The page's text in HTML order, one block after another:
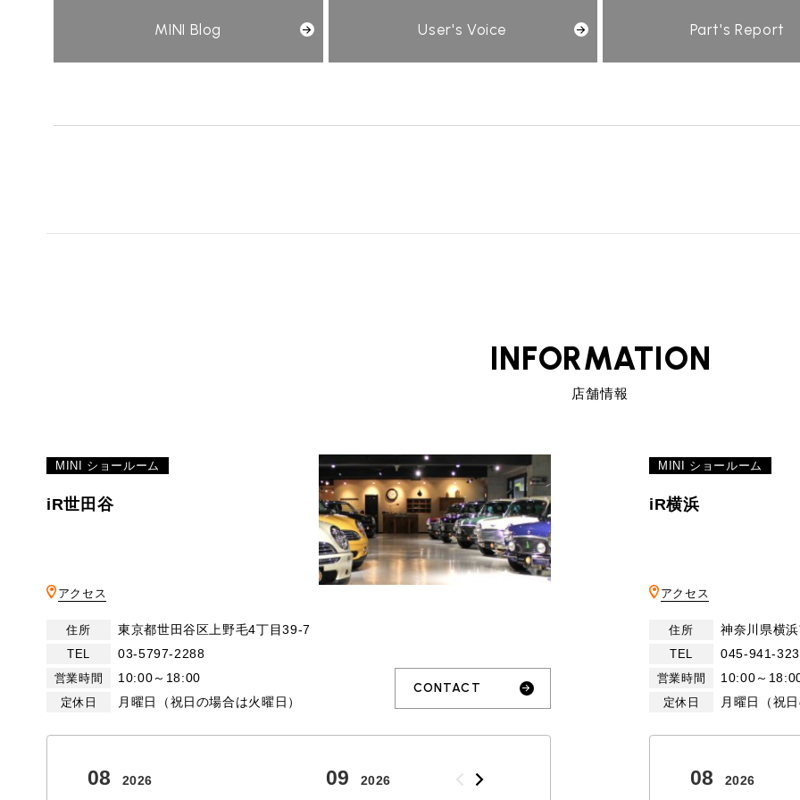
MINI Blog User's Voice Part's Report
INFORMATION
店舗情報
MINI ショールーム
iR世田谷
アクセス
住所 東京都世田谷区上野毛4丁目39-7
TEL 03-5797-2288
営業時間 10:00～18:00
定休日 月曜日（祝日の場合は火曜日）
CONTACT
08 2026 09 2026
MINI ショールーム
iR横浜
アクセス
住所 神奈川県横
TEL 045-941-
営業時間 10:00～
定休日 月曜日（祝
08 2026